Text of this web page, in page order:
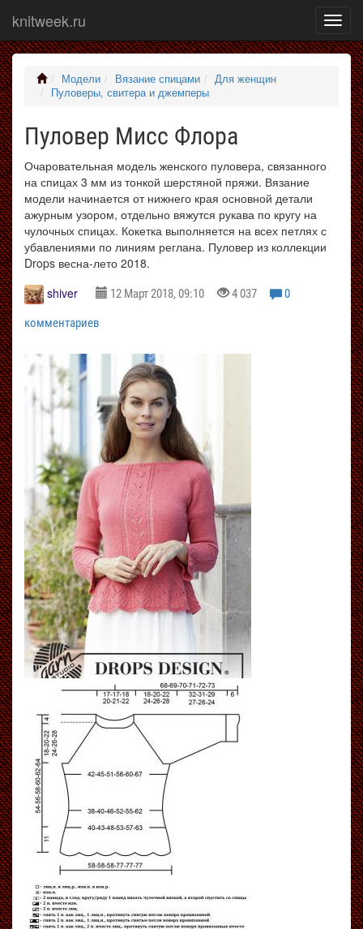
меню
knitweek.ru
Модели Вязание спицами
Для женщин
Пуловеры, свитера и джемперы
Пуловер Мисс Флора
Очаровательная модель женского пуловера, связанного
на спицах 3 мм из тонкой шерстяной пряжи. Вязание
модели начинается от нижнего края основной детали
ажурным узором, отдельно вяжутся рукава по кругу на
чулочных спицах. Кокетка выполняется на всех петлях с
убавлениями по линиям реглана. Пуловер из коллекции
Drops весна-лето 2018.
shiver
12 Март 2018, 09:10 4 037
0
комментариев